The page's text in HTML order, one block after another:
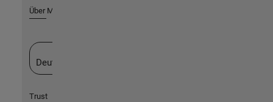
Über MathWorks
Deutschland
Trust